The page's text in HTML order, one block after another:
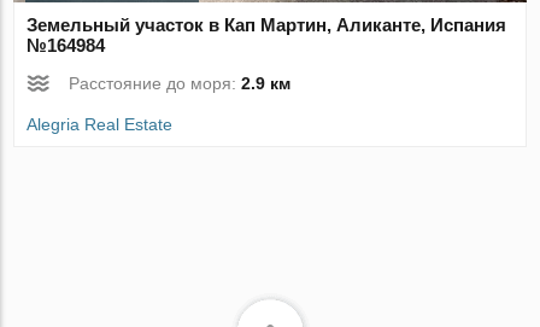
Земельный участок в Кап Мартин, Аликанте, Испания
№164984
Расстояние до моря:2.9 км
Alegria Real Estate